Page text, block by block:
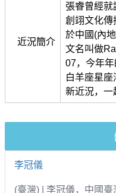
近況簡介
張睿曾經就
創翊文化傳
於中國(內
文名叫做
07，今年年
白羊座星
新近況，一
李冠儀
(臺灣) | 李冠儀，中國